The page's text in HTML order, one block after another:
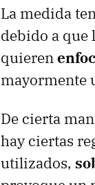
La medida
debido a que
quieren
mayormente
De cierta
hay ciertas
utilizados,